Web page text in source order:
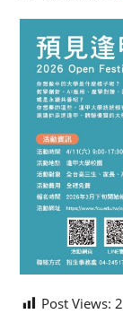
Post Views: